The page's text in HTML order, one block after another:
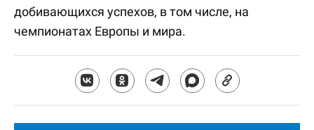
добивающихся успехов, в том числе, на
чемпионатах Европы и мира.